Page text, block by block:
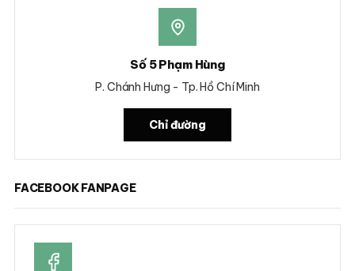
Số 5 Phạm Hùng
P. Chánh Hưng - Tp. Hồ Chí Minh
Chỉ đường
FACEBOOK FANPAGE